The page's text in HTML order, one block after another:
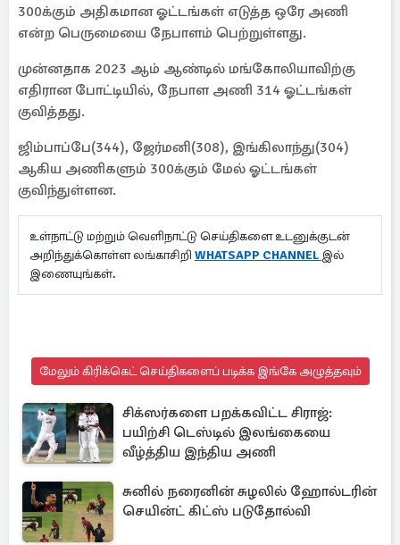
300க்கும் அதிகமான ஓட்டங்கள் எடுத்த ஒரே அணி
என்ற பெருமையை நேபாளம் பெற்றுள்ளது.
முன்னதாக 2023 ஆம் ஆண்டில் மங்கோலியாவிற்கு
எதிரான போட்டியில், நேபாள அணி 314 ஓட்டங்கள்
குவித்தது.
ஜிம்பாப்பே(344), ஜேர்மனி(308), இங்கிலாந்து(304)
ஆகிய அணிகளும் 300க்கும் மேல் ஓட்டங்கள்
குவிந்துள்ளன.
உள்நாட்டு மற்றும் வெளிநாட்டு செய்திகளை உடனுக்குடன்
அறிந்துக்கொள்ள லங்காசிறி WHATSAPP CHANNEL இல்
இணையுங்கள்.
மேலும் கிரிக்கெட் செய்திகளைப் படிக்க இங்கே அழுத்தவும்
சிக்ஸர்களை பறக்கவிட்ட சிராஜ்:
பயிற்சி டெஸ்டில் இலங்கையை
வீழ்த்திய இந்திய அணி
சுனில் நரைனின் சுழலில் ஹோல்டரின்
செயின்ட் கிட்ஸ் படுதோல்வி